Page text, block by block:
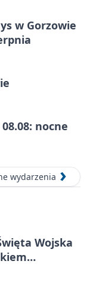
w Gorzowie
nocne
wydarzenia
Wojska